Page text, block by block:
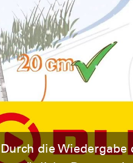
Durch die Wiedergabe